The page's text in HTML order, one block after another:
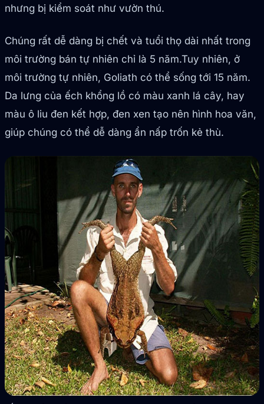
nhưng bị kiểm soát như vườn thú.
Chúng rất dễ dàng bị chết và tuổi thọ dài nhất trong
môi trường bán tự nhiên chỉ là 5 năm.Tuy nhiên, ở
môi trường tự nhiên, Goliath có thể sống tới 15 năm.
Da lưng của ếch khổng lồ có màu xanh lá cây, hay
màu ô liu đen kết hợp, đen xen tạo nên hình hoa văn,
giúp chúng có thể dễ dàng ẩn nấp trốn kẻ thù.